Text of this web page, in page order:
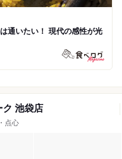
通いたい！ 現代の感性が光
ク 池袋店
点心